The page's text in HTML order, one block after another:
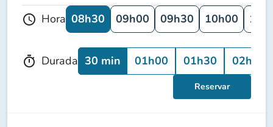
schedule Hora 08h30 09h00 09h30 10h00
timer Durada 30 min 01h00 01h30 02h00
Reservar